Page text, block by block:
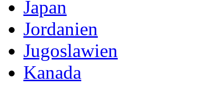
Japan
Jordanien
Jugoslawien
Kanada